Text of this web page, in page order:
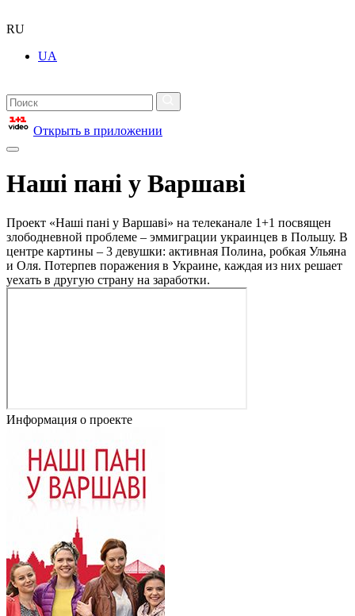
RU
UA
Открыть в приложении
Наші пані у Варшаві
Проект «Наші пані у Варшаві» на телеканале 1+1 посвящен
злободневной проблеме – эммиграции украинцев в Польшу. В
центре картины – 3 девушки: активная Полина, робкая Ульяна
и Оля. Потерпев поражения в Украине, каждая из них решает
уехать в другую страну на заработки.
Информация о проекте